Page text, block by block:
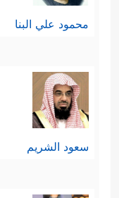
محمود علي البنا
سعود الشريم